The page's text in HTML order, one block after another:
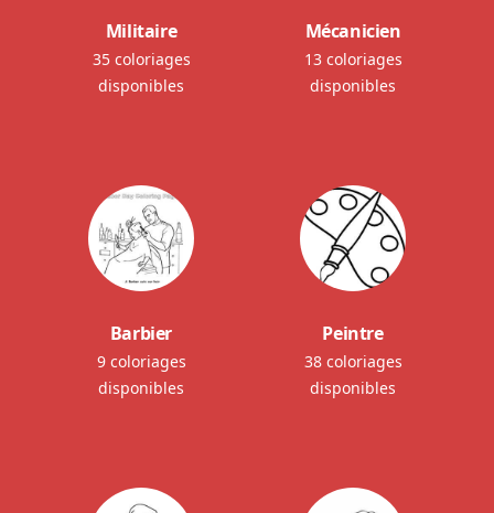
Militaire
35 coloriages
disponibles
Mécanicien
13 coloriages
disponibles
Barbier
9 coloriages
disponibles
Peintre
38 coloriages
disponibles